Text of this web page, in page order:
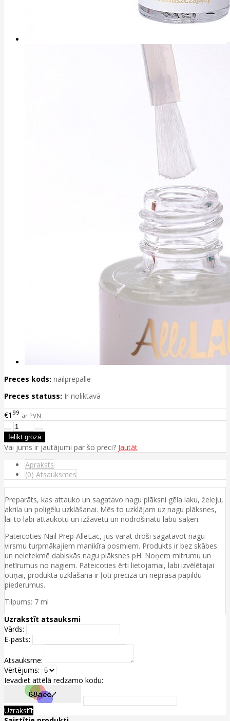
Preces kods: nailprepalle
Preces statuss: Ir noliktavā
€1 99 ar PVN
Vai jums ir jautājumi par šo preci? Jautāt
Apraksts
(0) Atsauksmes
Preparāts, kas attauko un sagatavo nagu plāksni gēla laku, želeju,
akrila un poligēlu uzklāšanai. Mēs to uzklājam uz nagu plāksnes,
lai to labi attaukotu un izžāvētu un nodrošinātu labu saķeri.
Pateicoties Nail Prep AlleLac, jūs varat droši sagatavot nagu
virsmu turpmākajiem manikīra posmiem. Produkts ir bez skābes
un neietekmē dabiskās nagu plāksnes pH. Noņem mitrumu un
netīrumus no nagiem. Pateicoties ērti lietojamai, labi izvēlētajai
otiņai, produkta uzklāšana ir ļoti precīza un neprasa papildu
piederumus.
Tilpums: 7 ml
Uzrakstīt atsauksmi
Vārds:
E-pasts:
Atsauksme:
Vērtējums:
Ievadiet attēlā redzamo kodu:
Uzrakstīt